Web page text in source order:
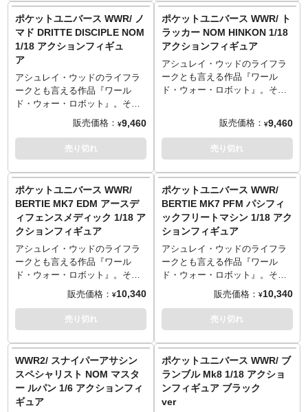
·1x Weathered Denim Jeans
·1x Scarf
·1x Brown and Brown Bulldog
Shotgun
·1x NEMIZA Revolver with
·1x NEMIZA + Grenade Hip
Holster with straps
·1x Grenade
·1x UV Transparent Matte Base
Stand
Materials
·PVC, ABS, POM, FABRIC，
LEATHER，PU
Created and Designed by Ashley
Wood
Produced by Underverse
1x Lace Lingerie Bodysuit
1x Fabric Knee Socks
1x Pair of Heels
1x Underverse Stand with Base
Materials: PVC, ABS, FABRIC
チとなった本体に、全身複数個
所に可動を設けて、簡単なポー
ジングが可能。代名詞ともなっ
たウェザリングも追加し「歴戦
の機体」を演出します。
チとなった本体に、全身複数個
所に可動を設けて、簡単なポー
ジングが可能。代名詞ともなっ
たウェザリングも追加し「歴戦
の機体」を演出します。こちら
は人気キャラである「スクウェ
ポケットユニバース WWR/ ノ
マド DRITTE DISCIPLE NOM
1/18 アクションフィギュ
ア
アシュレイ・ウッドのライフラ
ークとも言える作品『ワール
ド・ウォー・ロボット』。その
中からUnderverseが「ポケット
ユニバース」シリーズとしてア
クションフィギュアをリリース
します。ABSとPVCのマルチマ
チとなった本体に、全身複数個
所に可動を設けて、簡単なポー
ジングが可能。代名詞ともなっ
たウェザリングも追加し「歴戦
の機体」を演出します。
販売価格： ¥9,460
売り切れ
ポケットユニバース WWR/ ト
ラッカー NOM HINKON 1/18
アクションフィギュア
アシュレイ・ウッドのライフラ
ークとも言える作品『ワール
ド・ウォー・ロボット』。その
ユニバース」シリーズとしてア
クションフィギュアをリリース
します。ABSとPVCのマルチマ
テリアルで1/18スケール（ポケ
チとなった本体に、全身複数個
所に可動を設けて、簡単なポー
ジングが可能。代名詞ともなっ
たウェザリングも追加し「歴戦
の機体」を演出します。
販売価格： ¥9,460
売り切れ
ポケットユニバース WWR/
BERTIE MK7 EDM アースデ
ィフェンスメディック 1/18 ア
クションフィギュア
アシュレイ・ウッドのライフラ
ークとも言える作品『ワール
ド・ウォー・ロボット』。その
中からUnderverseが「ポケット
ユニバース」シリーズとしてア
クションフィギュアをリリース
します。ABSとPVCのマルチマ
テリアルで1/18スケール（ポケ
チとなった本体に、全身複数個
所に可動を設けて、簡単なポー
ジングが可能。代名詞ともなっ
たウェザリングも追加し「歴戦
販売価格： ¥10,340
売り切れ
ポケットユニバース WWR/
BERTIE MK7 PFM パシフィ
ックフリートマシン 1/18 アク
ションフィギュア
アシュレイ・ウッドのライフラ
ークとも言える作品『ワール
ド・ウォー・ロボット』。その
中からUnderverseが「ポケット
ユニバース」シリーズとしてア
クションフィギュアをリリース
します。ABSとPVCのマルチマ
テリアルで1/18スケール（ポケ
ットスケール）、全高約11セン
チとなった本体に、全身複数個
所に可動を設けて、簡単なポー
ジングが可能。代名詞ともなっ
たウェザリングも追加し「歴戦
販売価格： ¥10,340
売り切れ
WWR2/ スナイパーアサシン
スペシャリスト NOM マスタ
ー ルパン 1/6 アクションフィ
ギュア
ポケットユニバース WWR/ ブ
ランブル Mk8 1/18 アクショ
ンフィギュア ブラック
ver